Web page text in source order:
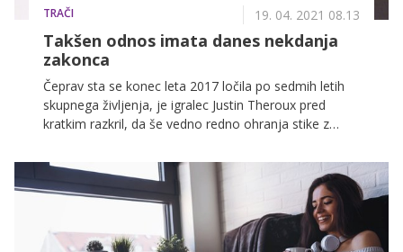
TRAČI 19. 04. 2021 08.13
Takšen odnos imata danes nekdanja
zakonca
Čeprav sta se konec leta 2017 ločila po sedmih letih
skupnega življenja, je igralec Justin Theroux pred
kratkim razkril, da še vedno redno ohranja stike z